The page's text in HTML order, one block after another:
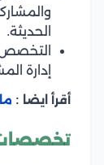
الحديثة.
إدارة
أقرأ ايضا :
تخصصات